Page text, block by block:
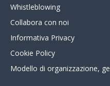
Whistleblowing
Collabora con noi
Informativa Privacy
Cookie Policy
Modello di organizzazione,